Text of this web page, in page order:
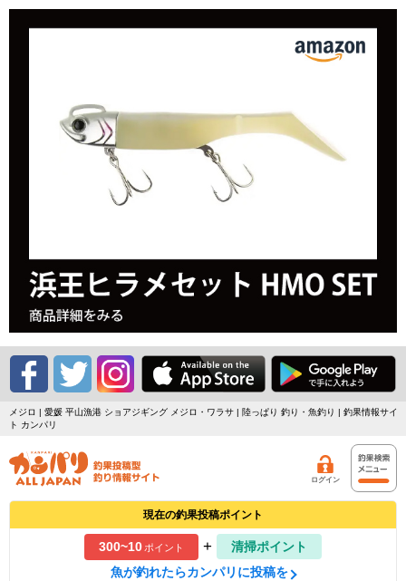
メジロ | 愛媛 平山漁港 ショアジギング メジロ・ワラサ | 陸っぱり 釣り・魚釣り | 釣果情報サイ
ト カンパリ
ログイン
現在の釣果投稿ポイント
300~10ポイント +
清掃ポイント
魚が釣れたらカンパリに投稿を